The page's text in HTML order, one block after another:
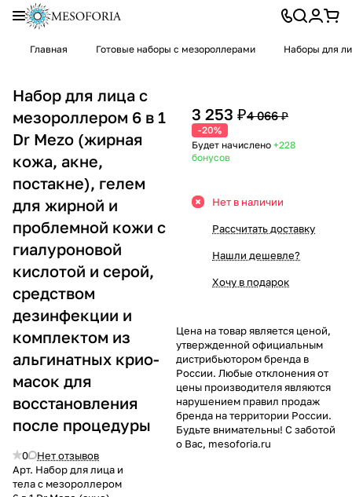
Главная Готовые наборы с мезороллерами Наборы для
Набор для лица с
мезороллером 6 в 1
Dr Mezo (жирная
кожа, акне,
постакне), гелем
для жирной и
проблемной кожи с
гиалуроновой
кислотой и серой,
средством
дезинфекции и
комплектом из
альгинатных крио-
масок для
восстановления
после процедуры
0
Нет отзывов
Арт. Набор для лица и
тела с мезороллером
3 253 ₽4 066 ₽
-20%
Будет начислено +228
бонусов
Нет в наличии
Рассчитать доставку
Нашли дешевле?
Хочу в подарок
Цена на товар является ценой,
утвержденной официальным
дистрибьютором бренда в
России. Любые отклонения от
цены производителя являются
нарушением правил продаж
бренда на территории России.
Будьте внимательны! С заботой
о Вас, mesoforia.ru